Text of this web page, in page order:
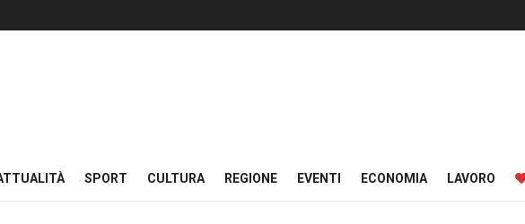
SPORT CULTURA REGIONE EVENTI ECONOMIA LAVORO